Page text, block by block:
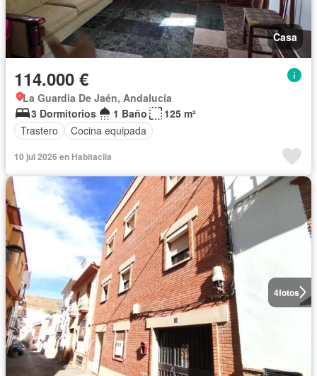
Casa
114.000 €
La Guardia De Jaén, Andalucía
3 Dormitorios
1 Baño
125 m²
Trastero
Cocina equipada
10 jul 2026 en Habitaclia
4fotos